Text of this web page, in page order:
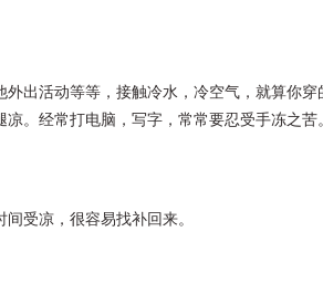
出活动等等，接触冷水，冷空气，就算你
。经常打电脑，写字，常常要忍受手冻之苦
受凉，很容易找补回来。